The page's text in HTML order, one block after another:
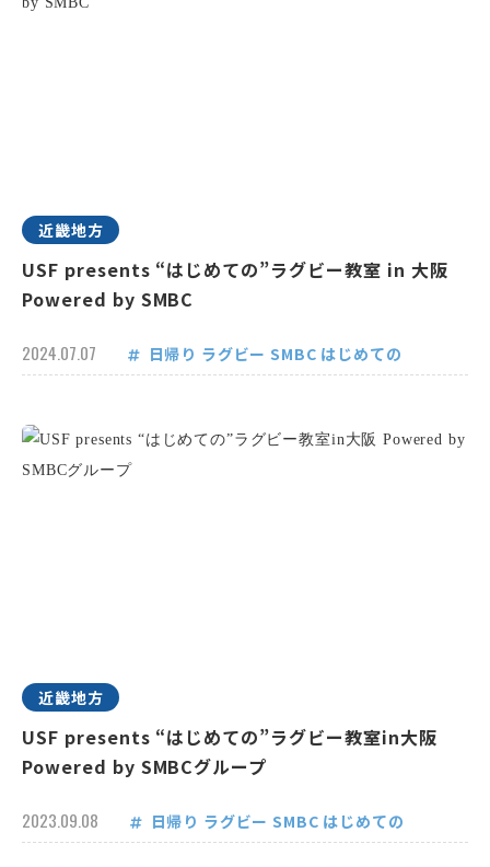
近畿地方
USF presents “はじめての”ラグビー教室 in 大阪
Powered by SMBC
2024.07.07 日帰り ラグビー SMBC はじめての
近畿地方
USF presents “はじめての”ラグビー教室in大阪
Powered by SMBCグループ
2023.09.08 日帰り ラグビー SMBC はじめての